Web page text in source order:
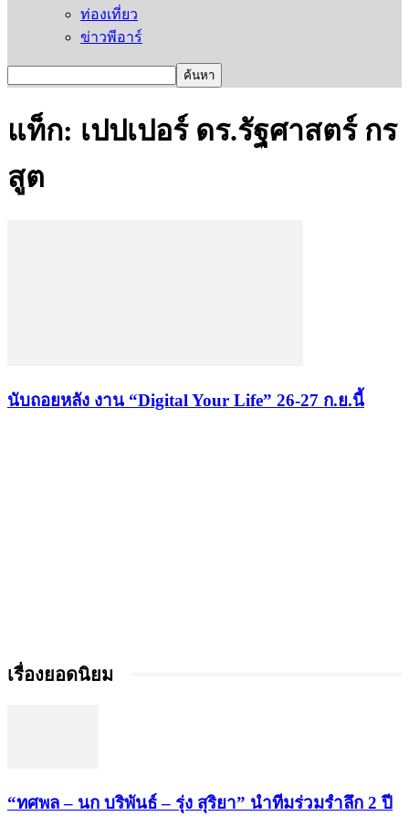
ท่องเที่ยว
ข่าวพีอาร์
แท็ก: เปปเปอร์ ดร.รัฐศาสตร์ กร
สูต
นับถอยหลัง งาน “Digital Your Life” 26-27 ก.ย.นี้
เรื่องยอดนิยม
“ทศพล – นก บริพันธ์ – รุ่ง สุริยา” นำทีมร่วมรำลึก 2 ปี